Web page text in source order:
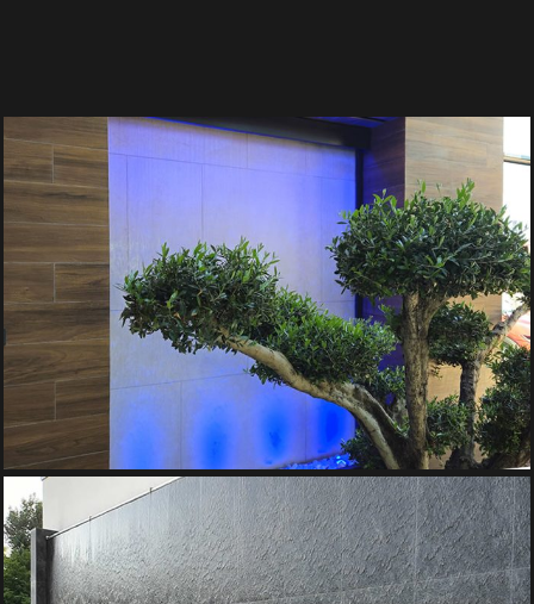
FANTANA PERETE DE APA DIN CERAMICA
Pereti de Apa